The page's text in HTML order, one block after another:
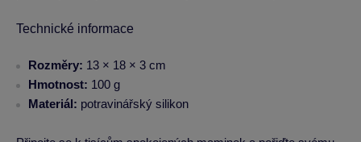
Technické informace
Rozměry: 13 × 18 × 3 cm
Hmotnost: 100 g
Materiál: potravinářský silikon